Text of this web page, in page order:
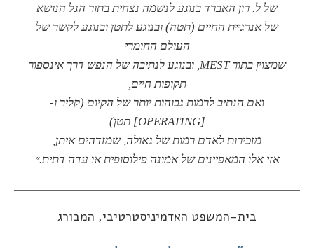
של ל. רון האברד בנוגע לנשמה נצחית בתור הגל הנושא
של אנרגיית החיים (תטה) ובנוגע לתטן ובנוגע לקשר של
העולם החומרי
שמצוין בתור MEST, ובנוגע לנתיבה של הנפש דרך אינספור
תקופות חיים,
ואם הנתיב לרמות גבוהות יותר של הקיום (קליר ו-
מזכירות לאדם רמות של גאולה, שמזדהים איתן,
אזי אלו המאפיינים של אמונה פילוסופית או עדה דתית.״
בית-המשפט האדמיניסטרטיבי, המבורג